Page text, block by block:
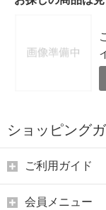
ショッピング
ご利用ガイド
会員メニュー